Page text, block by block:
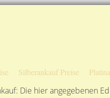
Silberankauf Preise
Die hier angegebenen